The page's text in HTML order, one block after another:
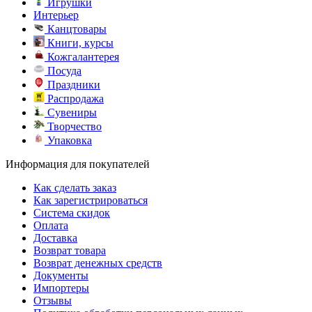
Игрушки
Интерьер
Канцтовары
Книги, курсы
Кожгалантерея
Посуда
Праздники
Распродажа
Сувениры
Творчество
Упаковка
Информация для покупателей
Как сделать заказ
Как зарегистрироваться
Система скидок
Оплата
Доставка
Возврат товара
Возврат денежных средств
Документы
Импортеры
Отзывы